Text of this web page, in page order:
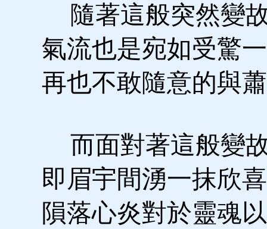
隨著這般突然變
氣流也是宛如受驚
再也不敢隨意的與
而面對著這般變
即眉宇間湧一抹欣
隕落心炎對於靈魂